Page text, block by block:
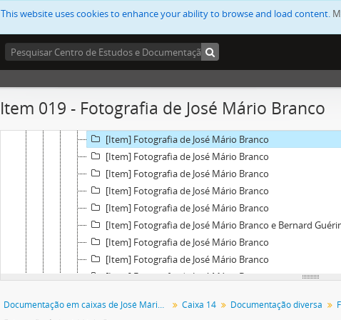
This website uses cookies to enhance your ability to browse and load content.
Item 019 - Fotografia de José Mário Branco
[Item] Fotografia de José Mário Branco e Isabel Alves
[Item] Fotografia de José Mário Branco
[Item] Fotografia de José Mário Branco
[Item] Fotografia de José Mário Branco e Sara Monteiro
[Item] Fotografia de José Mário Branco
[Item] Fotografia de José Mário Branco
[Item] Fotografia de José Mário Branco, José Jorge Letria
[Item] Fotografia de José Mário Branco
[Item] Fotografia de José Mário Branco
[Item] Fotografia de José Mário Branco
[Item] Fotografia de José Mário Branco
[Item] Fotografia de José Mário Branco
[Item] Fotografia de José Mário Branco e Bernard
[Item] Fotografia de José Mário Branco
[Item] Fotografia de José Mário Branco
[Item] Fotografia de José Mário Branco
[Item] Contactos e horários diversos
Documentação em caixas de José Mário Branco Caixa 14 Documentação diversa